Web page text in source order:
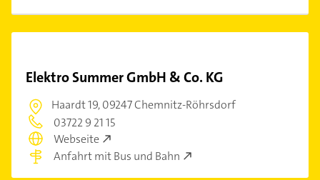
Elektro Summer GmbH & Co. KG
Haardt 19,09247 Chemnitz-Röhrsdorf
03722 9 21 15
Webseite
Anfahrt mit Bus und Bahn